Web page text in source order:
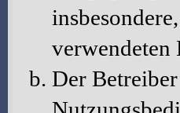
verwendeten
Der Betreiber